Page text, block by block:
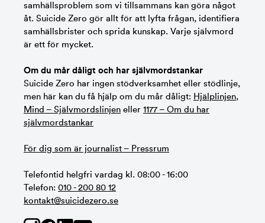
samhällsproblem som vi tillsammans kan göra något
åt. Suicide Zero gör allt för att lyfta frågan, identifiera
samhällsbrister och sprida kunskap. Varje självmord
är ett för mycket.
Om du mår dåligt och har självmordstankar
Suicide Zero har ingen stödverksamhet eller stödlinje,
men här kan du få hjälp om du mår dåligt: Hjälplinjen,
Mind – Självmordslinjen eller 1177 – Om du har
självmordstankar
För dig som är journalist – Pressrum
Telefontid helgfri vardag kl. 08:00 - 16:00
Telefon: 010 - 200 80 12
kontakt@suicidezero.se